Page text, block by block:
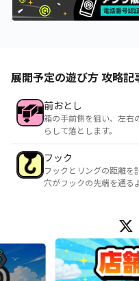
展開予定の遊び方 攻略記
前おとし
箱の手前側を狙い、左右
らして落とします。
フック
フックとリングの距離を
穴がフックの先端を通る